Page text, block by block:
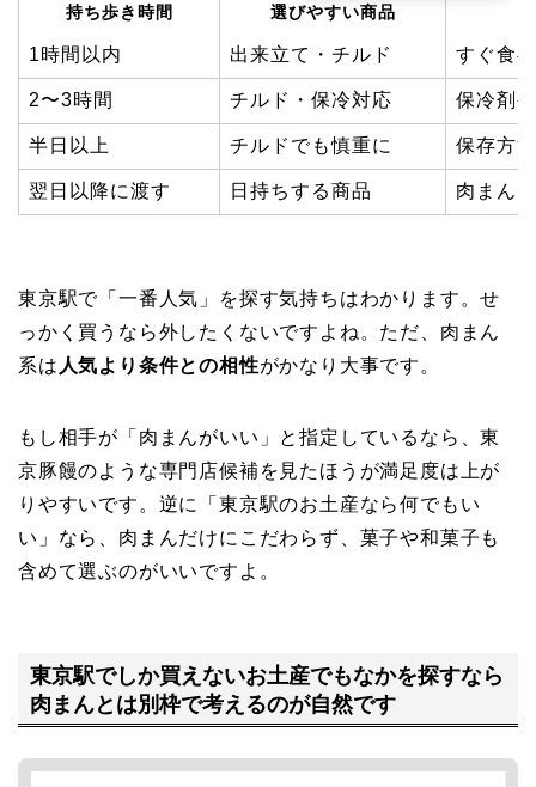
持ち歩き時間 選びやすい商品
1時間以内 出来立て・チルド すぐ食
2〜3時間 チルド・保冷対応 保冷剤
半日以上 チルドでも慎重に 保存方
翌日以降に渡す 日持ちする商品 肉まん
東京駅で「一番人気」を探す気持ちはわかります。せ
っかく買うなら外したくないですよね。ただ、肉まん
系は 人気より条件との相性がかなり大事です。
もし相手が「肉まんがいい」と指定しているなら、東
京豚饅のような専門店候補を見たほうが満足度は上が
りやすいです。逆に「東京駅のお土産なら何でもい
い」なら、肉まんだけにこだわらず、菓子や和菓子も
含めて選ぶのがいいですよ。
東京駅でしか買えないお土産でもなかを探すなら
肉まんとは別枠で考えるのが自然です